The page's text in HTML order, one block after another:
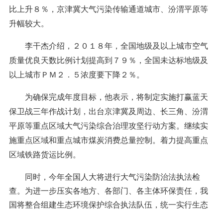
比上升８％，京津冀大气污染传输通道城市、汾渭平原等
升幅较大。
李干杰介绍，２０１８年，全国地级及以上城市空气
质量优良天数比例计划提高到７９％，全国未达标地级及
以上城市ＰＭ２．５浓度要下降２％。
为确保完成年度目标，他表示，将制定实施打赢蓝天
保卫战三年作战计划，出台京津冀及周边、长三角、汾渭
平原等重点区域大气污染综合治理攻坚行动方案。继续实
施重点区域和重点城市煤炭消费总量控制。着力提高重点
区域铁路货运比例。
同时，今年全国人大将进行大气污染防治法执法检
查。为进一步压实各地方、各部门、各主体环保责任，我
国将整合组建生态环境保护综合执法队伍，统一实行生态